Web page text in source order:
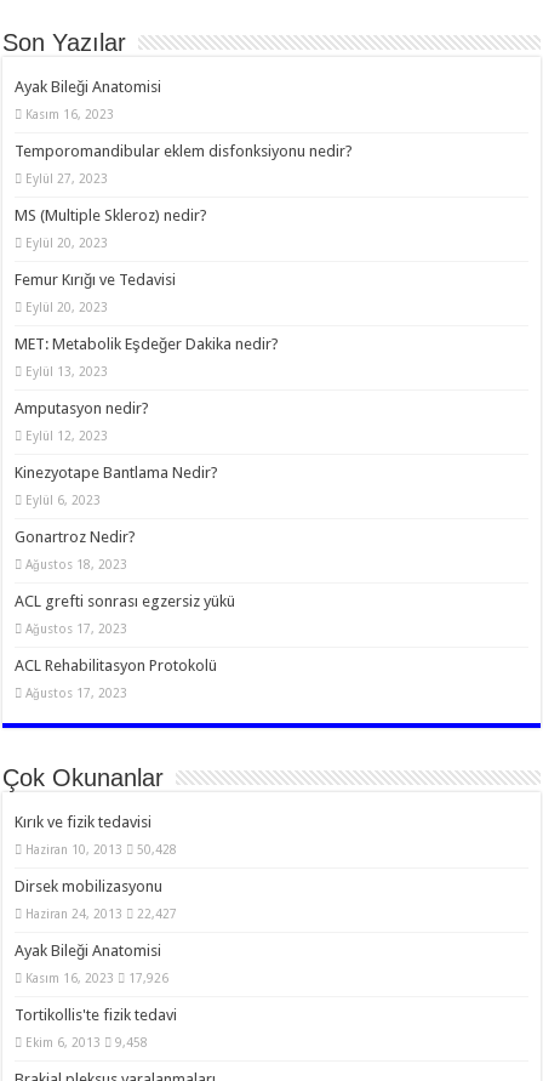
Son Yazılar
Ayak Bileği Anatomisi
Kasım 16, 2023
Temporomandibular eklem disfonksiyonu nedir?
Eylül 27, 2023
MS (Multiple Skleroz) nedir?
Eylül 20, 2023
Femur Kırığı ve Tedavisi
Eylül 20, 2023
MET: Metabolik Eşdeğer Dakika nedir?
Eylül 13, 2023
Amputasyon nedir?
Eylül 12, 2023
Kinezyotape Bantlama Nedir?
Eylül 6, 2023
Gonartroz Nedir?
Ağustos 18, 2023
ACL grefti sonrası egzersiz yükü
Ağustos 17, 2023
ACL Rehabilitasyon Protokolü
Ağustos 17, 2023
Çok Okunanlar
Kırık ve fizik tedavisi
Haziran 10, 2013 50,428
Dirsek mobilizasyonu
Haziran 24, 2013 22,427
Ayak Bileği Anatomisi
Kasım 16, 2023 17,926
Tortikollis'te fizik tedavi
Ekim 6, 2013 9,458